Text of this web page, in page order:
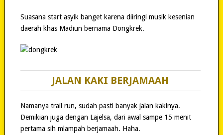
Suasana start asyik banget karena diiringi musik kesenian
daerah khas Madiun bernama Dongkrek.
JALAN KAKI BERJAMAAH
Namanya trail run, sudah pasti banyak jalan kakinya.
Demikian juga dengan Lajelsa, dari awal sampe 15 menit
pertama sih mlampah berjamaah. Haha.